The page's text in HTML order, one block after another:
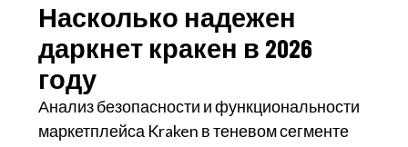
Насколько надежен
даркнет кракен в 2026
году
Анализ безопасности и функциональности
маркетплейса Kraken в теневом сегменте